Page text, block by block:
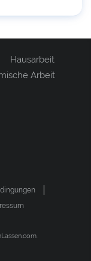
Hausarbeit
Arbeit
.